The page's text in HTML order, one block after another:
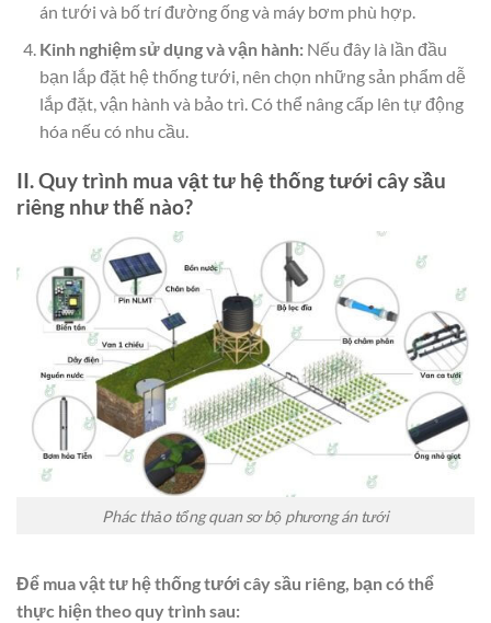
án tưới và bố trí đường ống và máy bơm phù hợp.
Kinh nghiệm sử dụng và vận hành:Nếu đây là lần đầu
bạn lắp đặt hệ thống tưới, nên chọn những sản phẩm dễ
lắp đặt, vận hành và bảo trì. Có thể nâng cấp lên tự động
hóa nếu có nhu cầu.
II. Quy trình mua vật tư hệ thống tưới cây sầu
riêng như thế nào?
Phác thảo tổng quan sơ bộ phương án tưới
Để mua vật tư hệ thống tưới cây sầu riêng, bạn có thể
thực hiện theo quy trình sau: